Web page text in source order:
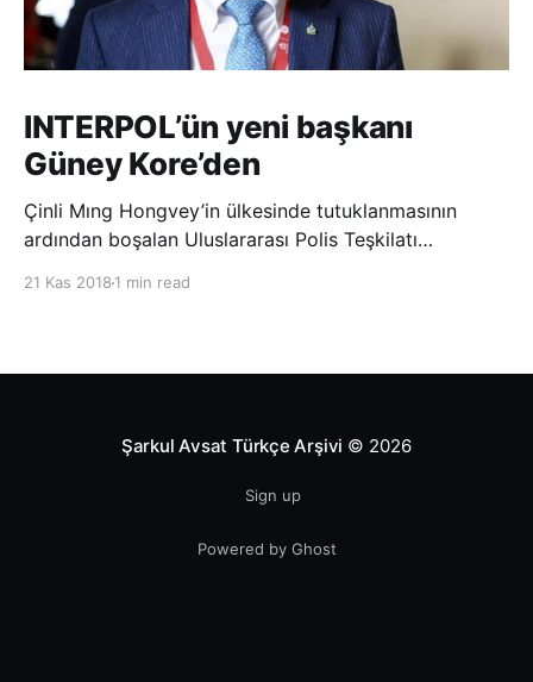
INTERPOL’ün yeni başkanı
Güney Kore’den
Çinli Mıng Hongvey’in ülkesinde tutuklanmasının
ardından boşalan Uluslararası Polis Teşkilatı
21 Kas 2018 1 min read
Şarkul Avsat Türkçe Arşivi © 2026
Sign up
Powered by Ghost